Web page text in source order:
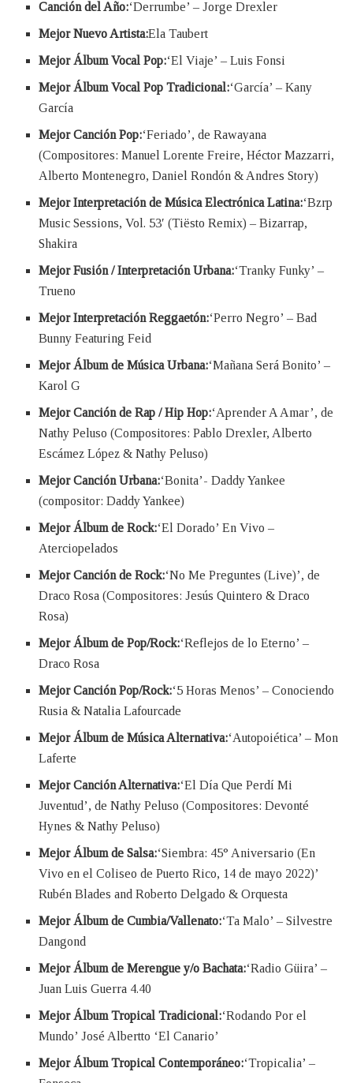
Canción del Año:‘Derrumbe’ – Jorge Drexler
Mejor Nuevo Artista:Ela Taubert
Mejor Álbum Vocal Pop:‘El Viaje’ – Luis Fonsi
Mejor Álbum Vocal Pop Tradicional:‘García’ – Kany
García
Mejor Canción Pop:‘Feriado’, de Rawayana
(Compositores: Manuel Lorente Freire, Héctor Mazzarri,
Alberto Montenegro, Daniel Rondón & Andres Story)
Mejor Interpretación de Música Electrónica Latina:‘Bzrp
Music Sessions, Vol. 53′ (Tiësto Remix) – Bizarrap,
Shakira
Mejor Fusión / Interpretación Urbana:‘Tranky Funky’ –
Trueno
Mejor Interpretación Reggaetón:‘Perro Negro’ – Bad
Bunny Featuring Feid
Mejor Álbum de Música Urbana:‘Mañana Será Bonito’ –
Karol G
Mejor Canción de Rap / Hip Hop:‘Aprender A Amar’, de
Nathy Peluso (Compositores: Pablo Drexler, Alberto
Escámez López & Nathy Peluso)
Mejor Canción Urbana:‘Bonita’- Daddy Yankee
(compositor: Daddy Yankee)
Mejor Álbum de Rock:‘El Dorado’ En Vivo –
Aterciopelados
Mejor Canción de Rock:‘No Me Preguntes (Live)’, de
Draco Rosa (Compositores: Jesús Quintero & Draco
Rosa)
Mejor Álbum de Pop/Rock:‘Reflejos de lo Eterno’ –
Draco Rosa
Mejor Canción Pop/Rock:‘5 Horas Menos’ – Conociendo
Rusia & Natalia Lafourcade
Mejor Álbum de Música Alternativa:‘Autopoiética’ – Mon
Laferte
Mejor Canción Alternativa:‘El Día Que Perdí Mi
Juventud’, de Nathy Peluso (Compositores: Devonté
Hynes & Nathy Peluso)
Mejor Álbum de Salsa:‘Siembra: 45° Aniversario (En
Vivo en el Coliseo de Puerto Rico, 14 de mayo 2022)’
Rubén Blades and Roberto Delgado & Orquesta
Mejor Álbum de Cumbia/Vallenato:‘Ta Malo’ – Silvestre
Dangond
Mejor Álbum de Merengue y/o Bachata:‘Radio Güira’ –
Juan Luis Guerra 4.40
Mejor Álbum Tropical Tradicional:‘Rodando Por el
Mundo’ José Albertto ‘El Canario’
Mejor Álbum Tropical Contemporáneo:‘Tropicalia’ –